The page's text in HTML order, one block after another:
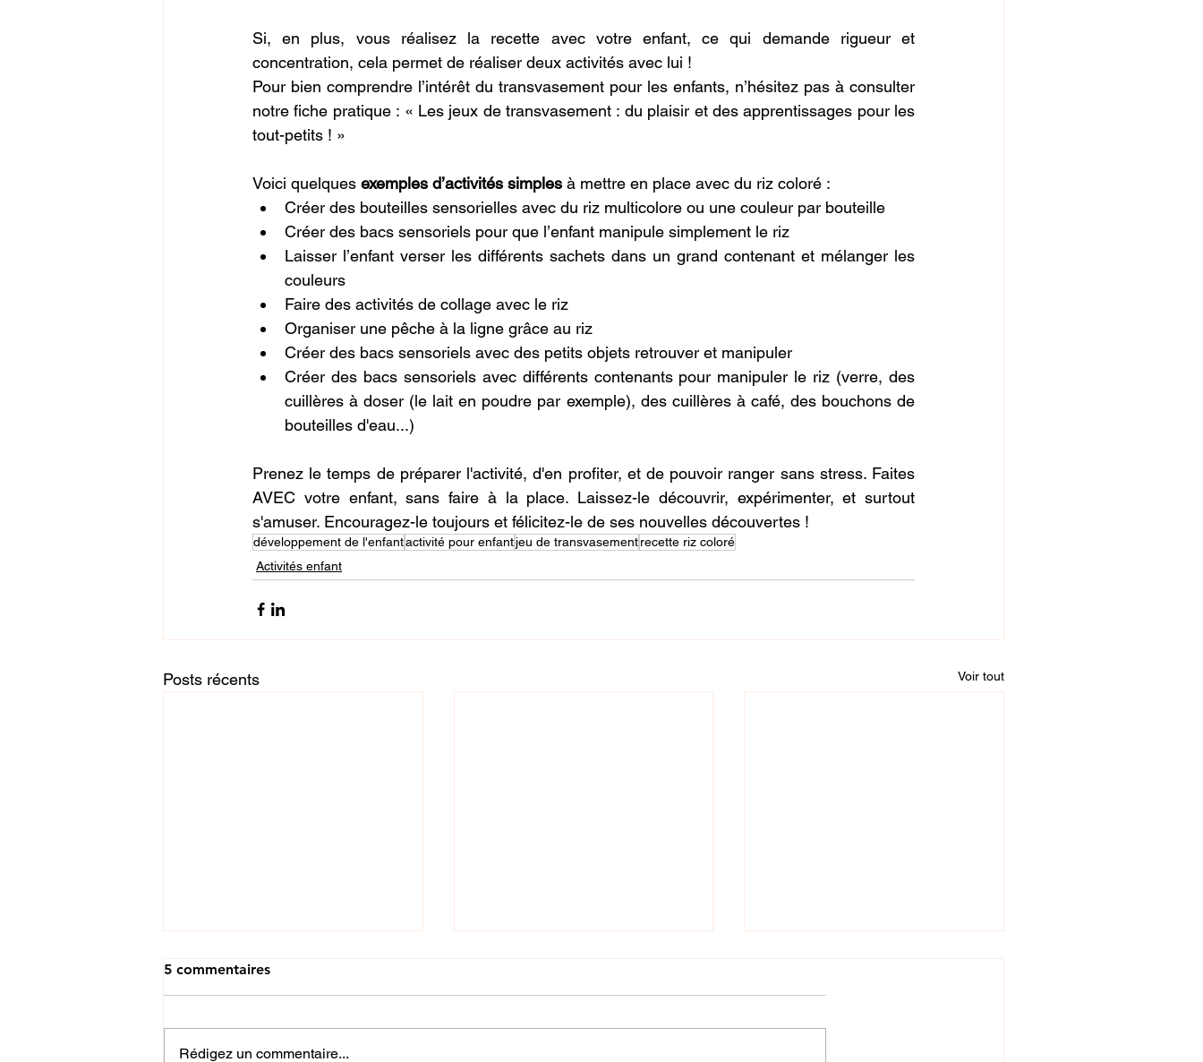
Si, en plus, vous réalisez la recette avec votre enfant, ce qui demande rigueur et
concentration, cela permet de réaliser deux activités avec lui !
Pour bien comprendre l’intérêt du transvasement pour les enfants, n’hésitez pas à consulter
notre fiche pratique : « Les jeux de transvasement : du plaisir et des apprentissages pour les
tout-petits ! »
Voici quelques exemples d’activités simples à mettre en place avec du riz coloré :
Créer des bouteilles sensorielles avec du riz multicolore ou une couleur par bouteille
Créer des bacs sensoriels pour que l’enfant manipule simplement le riz
Laisser l’enfant verser les différents sachets dans un grand contenant et mélanger les
couleurs
Faire des activités de collage avec le riz
Organiser une pêche à la ligne grâce au riz
Créer des bacs sensoriels avec des petits objets retrouver et manipuler
Créer des bacs sensoriels avec différents contenants pour manipuler le riz (verre, des
cuillères à doser (le lait en poudre par exemple), des cuillères à café, des bouchons de
bouteilles d'eau...)
Prenez le temps de préparer l'activité, d'en profiter, et de pouvoir ranger sans stress. Faites
AVEC votre enfant, sans faire à la place. Laissez-le découvrir, expérimenter, et surtout
s'amuser. Encouragez-le toujours et félicitez-le de ses nouvelles découvertes !
développement de l'enfantactivité pour enfantjeu de transvasementrecette riz coloré
Activités enfant
Posts récents Voir tout
5 commentaires
Rédigez un commentaire...